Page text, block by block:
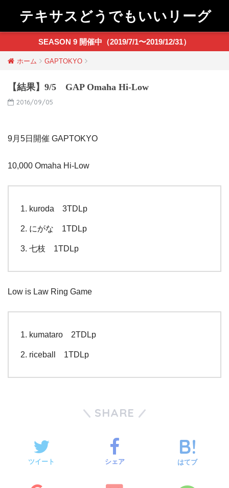
テキサスどうでもいいリーグ
SEASON 9 開催中（2019/7/1〜2019/12/31）
ホーム GAPTOKYO
【結果】9/5 GAP Omaha Hi-Low
2016/09/05
9月5日開催 GAPTOKYO
10,000 Omaha Hi-Low
kuroda 3TDLp
にがな 1TDLp
七枝 1TDLp
Low is Law Ring Game
kumataro 2TDLp
riceball 1TDLp
SHARE
ツイート シェア はてブ